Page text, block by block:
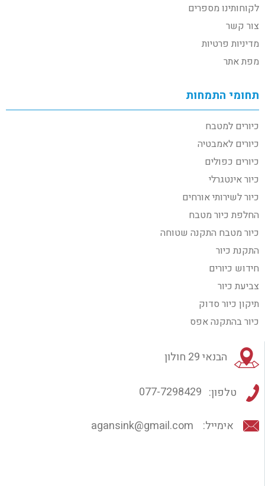
לקוחותינו מספרים
צור קשר
מדיניות פרטיות
מפת אתר
תחומי התמחות
כיורים למטבח
כיורים לאמבטיה
כיורים כפולים
כיור אינטגרלי
כיור לשירותי אורחים
החלפת כיור מטבח
כיור מטבח התקנה שטוחה
התקנת כיור
חידוש כיורים
צביעת כיור
תיקון כיור סדוק
כיור בהתקנה אפס
הבנאי 29 חולון
טלפון: 077-7298429
אימייל: agansink@gmail.com